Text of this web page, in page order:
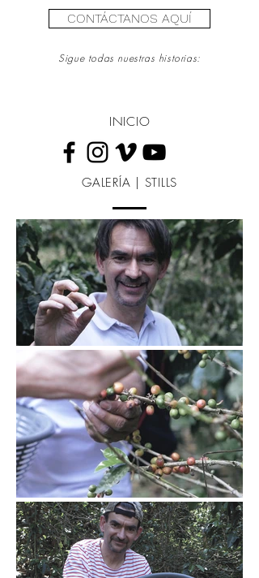
CONTÁCTANOS AQUÍ
Sigue todas nuestras historias:
INICIO
GALERÍA | STILLS